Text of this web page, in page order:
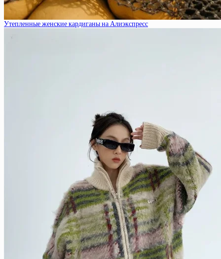
Утепленные женские кардиганы на Алиэкспресс